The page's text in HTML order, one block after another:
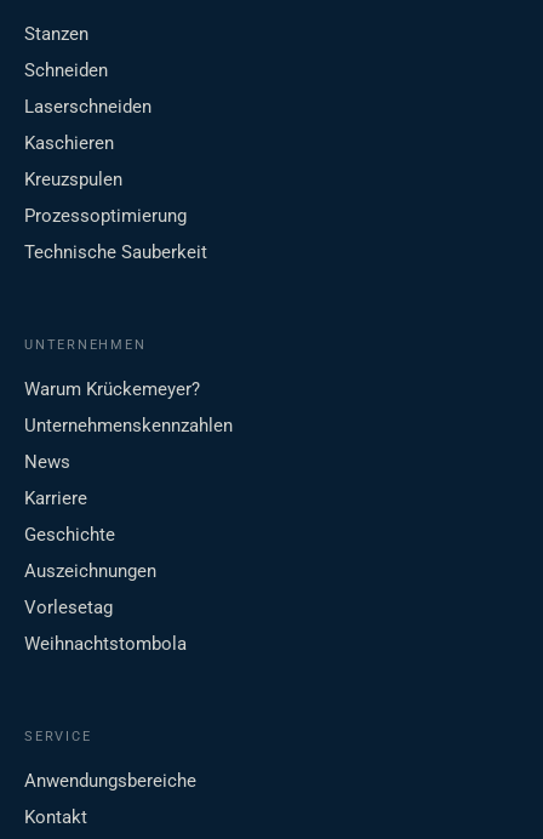
Stanzen
Schneiden
Laserschneiden
Kaschieren
Kreuzspulen
Prozessoptimierung
Technische Sauberkeit
UNTERNEHMEN
Warum Krückemeyer?
Unternehmenskennzahlen
News
Karriere
Geschichte
Auszeichnungen
Vorlesetag
Weihnachtstombola
SERVICE
Anwendungsbereiche
Kontakt